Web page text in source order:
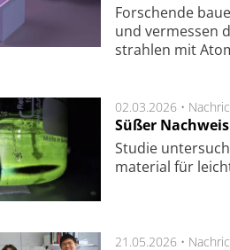
For­schen­de
und ver­mes­sen
strah­len mit
02.03.2026 •
Süßer
Studie
ma­te­rial für
21.05.2026 •